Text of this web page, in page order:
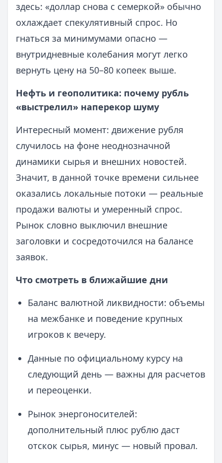
здесь: «доллар снова с семеркой» обычно
охлаждает спекулятивный спрос. Но
гнаться за минимумами опасно —
внутридневные колебания могут легко
вернуть цену на 50–80 копеек выше.
Нефть и геополитика: почему рубль
«выстрелил» наперекор шуму
Интересный момент: движение рубля
случилось на фоне неоднозначной
динамики сырья и внешних новостей.
Значит, в данной точке времени сильнее
оказались локальные потоки — реальные
продажи валюты и умеренный спрос.
Рынок словно выключил внешние
заголовки и сосредоточился на балансе
заявок.
Что смотреть в ближайшие дни
Баланс валютной ликвидности: объемы
на межбанке и поведение крупных
игроков к вечеру.
Данные по официальному курсу на
следующий день — важны для расчетов
и переоценки.
Рынок энергоносителей:
дополнительный плюс рублю даст
отскок сырья, минус — новый провал.